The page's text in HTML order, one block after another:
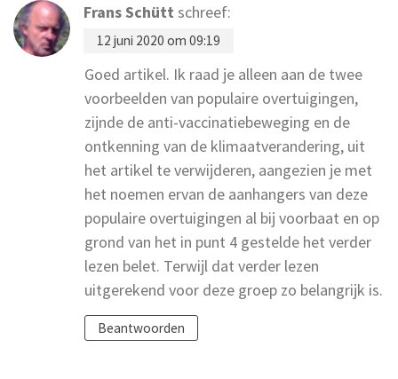
Frans Schütt schreef:
12 juni 2020 om 09:19
Goed artikel. Ik raad je alleen aan de twee
voorbeelden van populaire overtuigingen,
zijnde de anti-vaccinatiebeweging en de
ontkenning van de klimaatverandering, uit
het artikel te verwijderen, aangezien je met
het noemen ervan de aanhangers van deze
populaire overtuigingen al bij voorbaat en op
grond van het in punt 4 gestelde het verder
lezen belet. Terwijl dat verder lezen
uitgerekend voor deze groep zo belangrijk is.
Beantwoorden